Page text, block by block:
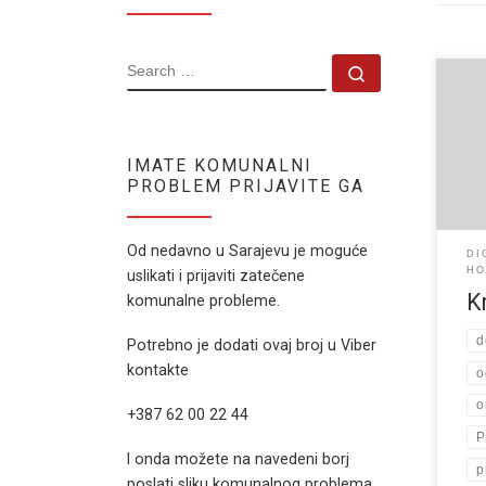
SEARCH
IMATE KOMUNALNI
PROBLEM PRIJAVITE GA
Od nedavno u Sarajevu je moguće
uslikati i prijaviti zatečene
komunalne probleme.
Potrebno je dodati ovaj broj u Viber
kontakte
+387 62 00 22 44
I onda možete na navedeni borj